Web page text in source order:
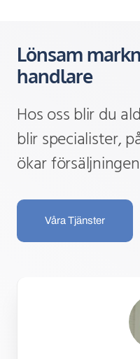
Lönsam
handlare
Hos oss blir du
blir specialister,
ökar
Våra Tjänster